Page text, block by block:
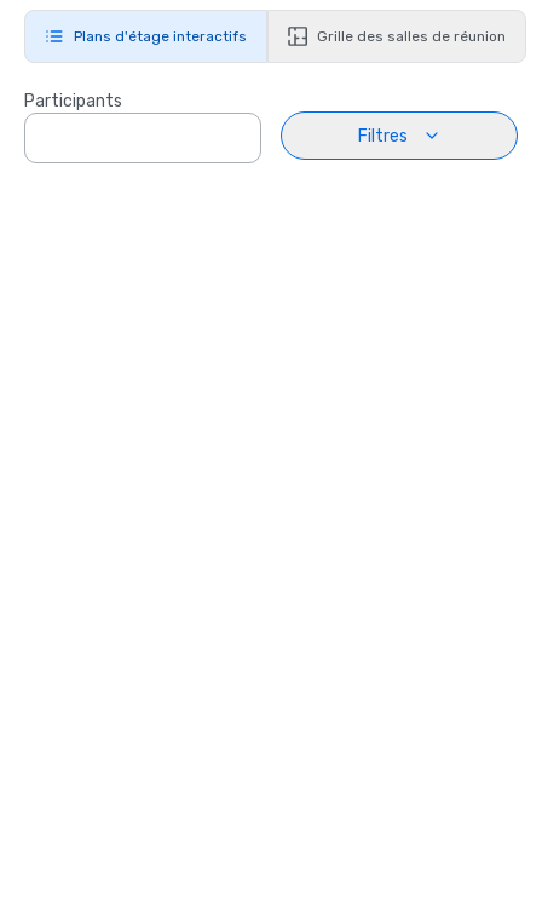
Plans d'étage interactifs Grille des salles de réunion
Participants
Filtres